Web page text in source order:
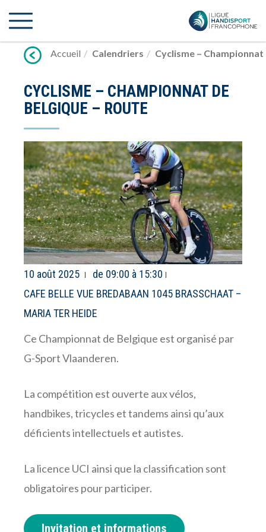
vers
Accueil
Calendriers Cyclisme –
CYCLISME – CHAMPIONNAT DE
BELGIQUE – ROUTE
10 août 2025
de 09:00 à 15:30
CAFE BELLE VUE BREDABAAN 1045 BRASSCHAAT –
MARIA TER HEIDE
Ce Championnat de Belgique est organisé par
G-Sport Vlaanderen.
La compétition est ouverte aux vélos,
handbikes, tricycles et tandems ainsi qu’aux
déficients intellectuels et autistes.
La licence UCI ainsi que la classification sont
obligatoires pour participer.
Invitation et informations